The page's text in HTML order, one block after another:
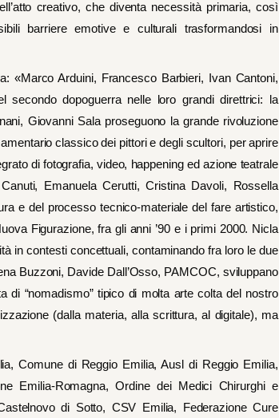
creativo, che diventa necessità primaria, così
barriere emotive e culturali trasformandosi in
«Marco Arduini, Francesco Barbieri, Ivan Cantoni,
dopoguerra nelle loro grandi direttrici: la
Giovanni Sala proseguono la grande rivoluzione
classico dei pittori e degli scultori, per aprire
di fotografia, video, happening ed azione teatrale
Emanuela Cerutti, Cristina Davoli, Rossella
e del processo tecnico-materiale del fare artistico,
Figurazione, fra gli anni ’90 e i primi 2000. Nicla
in contesti concettuali, contaminando fra loro le due
Buzzoni, Davide Dall’Osso, PAMCOC, sviluppano
di “nomadismo” tipico di molta arte colta del nostro
(dalla materia, alla scrittura, al digitale), ma
Comune di Reggio Emilia, Ausl di Reggio Emilia,
Emilia-Romagna, Ordine dei Medici Chirurghi e
di Sotto, CSV Emilia, Federazione Cure